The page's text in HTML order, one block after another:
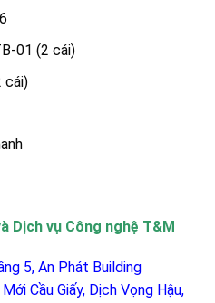
01 (2 cái)
cái)
Dịch vụ Công nghệ T&M
5, An Phát Building
Cầu Giấy, Dịch Vọng Hậu,